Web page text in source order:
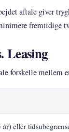
aftale giver
fremtidige
Leasing
forskelle
eller